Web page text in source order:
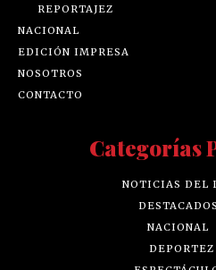
REPORTAJEZ
NACIONAL
EDICIÓN IMPRESA
NOSOTROS
CONTACTO
Categorías
NOTICIAS DEL
DESTACADOS
NACIONAL
DEPORTEZ